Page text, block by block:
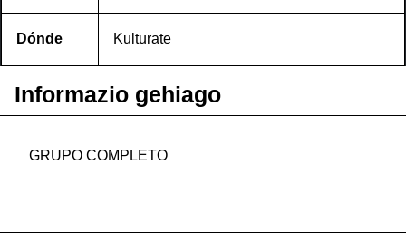
Dónde Kulturate
Informazio gehiago
GRUPO COMPLETO